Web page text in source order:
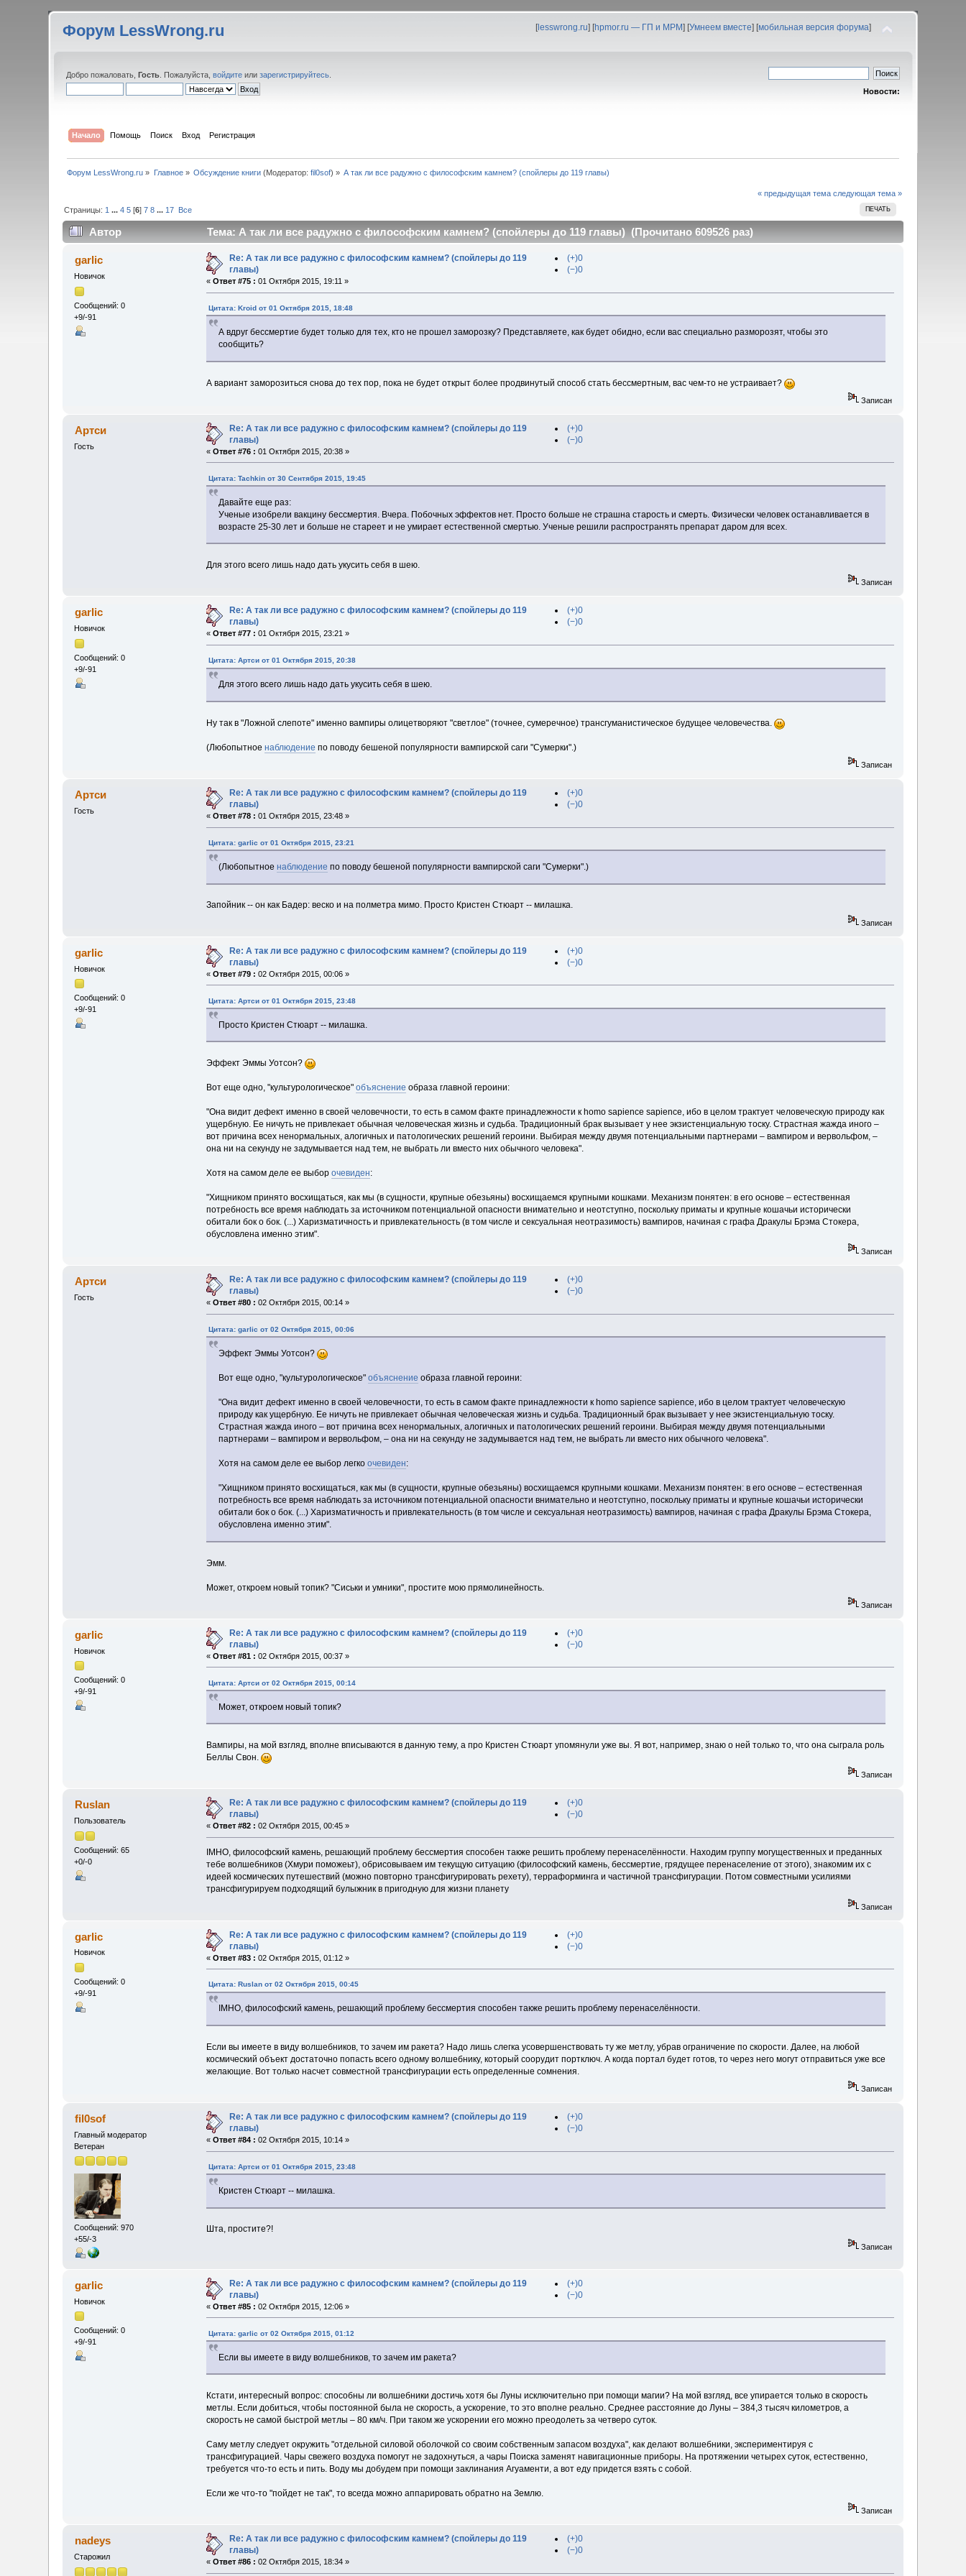
Форум LessWrong.ru [lesswrong.ru] [hpmor.ru — ГП и МРМ] [Умнеем вместе] [мобильная версия форума]
Добро пожаловать,Гость . Пожалуйста,войдите илизарегистрируйтесь
Новости:
Начало Помощь Поиск Вход Регистрация
Форум LessWrong.ru » Главное» Обсуждение книги (Модератор:fil0sof) » А так ли все радужно с философским камнем? (спойлеры до 119 главы)
« предыдущая тема следующая тема »
ПЕЧАТЬ
Страницы: 1 ...4 5 [6]7 8 ... 17 Все
Автор Тема: А так ли все радужно с философским камнем? (спойлеры до 119 главы) (Прочитано 609526 раз)
garlic
Новичок
Сообщений: 0
+9/-91
Re: А так ли все радужно с философским камнем? (спойлеры до 119
главы)
« Ответ #75 : 01 Октября 2015, 19:11 »
(+)0
(−)0
Цитата: Kroid от 01 Октября 2015, 18:48
А вдруг бессмертие будет только для тех, кто не прошел заморозку? Представляете, как будет обидно, если вас специально разморозят, чтобы это
сообщить?
А вариант заморозиться снова до тех пор, пока не будет открыт более продвинутый способ стать бессмертным, вас чем-то не устраивает?
Записан
Артси
Гость
Re: А так ли все радужно с философским камнем? (спойлеры до 119
главы)
« Ответ #76 : 01 Октября 2015, 20:38 »
(+)0
(−)0
Цитата: Tachkin от 30 Сентября 2015, 19:45
Давайте еще раз:
Ученые изобрели вакцину бессмертия. Вчера. Побочных эффектов нет. Просто больше не страшна старость и смерть. Физически человек останавливается в
возрасте 25-30 лет и больше не стареет и не умирает естественной смертью. Ученые решили распространять препарат даром для всех.
Для этого всего лишь надо дать укусить себя в шею.
Записан
garlic
Новичок
Сообщений: 0
+9/-91
Re: А так ли все радужно с философским камнем? (спойлеры до 119
главы)
« Ответ #77 : 01 Октября 2015, 23:21 »
(+)0
(−)0
Цитата: Артси от 01 Октября 2015, 20:38
Для этого всего лишь надо дать укусить себя в шею.
Ну так в "Ложной слепоте" именно вампиры олицетворяют "светлое" (точнее, сумеречное) трансгуманистическое будущее человечества.
(Любопытное наблюдение по поводу бешеной популярности вампирской саги "Сумерки".)
Записан
Артси
Гость
Re: А так ли все радужно с философским камнем? (спойлеры до 119
главы)
« Ответ #78 : 01 Октября 2015, 23:48 »
(+)0
(−)0
Цитата: garlic от 01 Октября 2015, 23:21
(Любопытноенаблюдение по поводу бешеной популярности вампирской саги "Сумерки".)
Запойник -- он как Бадер: веско и на полметра мимо. Просто Кристен Стюарт -- милашка.
Записан
garlic
Новичок
Сообщений: 0
+9/-91
Re: А так ли все радужно с философским камнем? (спойлеры до 119
главы)
« Ответ #79 : 02 Октября 2015, 00:06 »
(+)0
(−)0
Цитата: Артси от 01 Октября 2015, 23:48
Просто Кристен Стюарт -- милашка.
Эффект Эммы Уотсон?
Вот еще одно, "культурологическое" объяснение образа главной героини:
"Она видит дефект именно в своей человечности, то есть в самом факте принадлежности к homo sapience sapience, ибо в целом трактует человеческую природу как
ущербную. Ее ничуть не привлекает обычная человеческая жизнь и судьба. Традиционный брак вызывает у нее экзистенциальную тоску. Страстная жажда иного –
вот причина всех ненормальных, алогичных и патологических решений героини. Выбирая между двумя потенциальными партнерами – вампиром и вервольфом, –
она ни на секунду не задумывается над тем, не выбрать ли вместо них обычного человека".
Хотя на самом деле ее выбор очевиден:
"Хищником принято восхищаться, как мы (в сущности, крупные обезьяны) восхищаемся крупными кошками. Механизм понятен: в его основе – естественная
потребность все время наблюдать за источником потенциальной опасности внимательно и неотступно, поскольку приматы и крупные кошачьи исторически
обитали бок о бок. (...) Харизматичность и привлекательность (в том числе и сексуальная неотразимость) вампиров, начиная с графа Дракулы Брэма Стокера,
обусловлена именно этим".
Записан
Артси
Гость
Re: А так ли все радужно с философским камнем? (спойлеры до 119
главы)
« Ответ #80 : 02 Октября 2015, 00:14 »
(+)0
(−)0
Цитата: garlic от 02 Октября 2015, 00:06
Эффект Эммы Уотсон?
Вот еще одно, "культурологическое"объяснение образа главной героини:
"Она видит дефект именно в своей человечности, то есть в самом факте принадлежности к homo sapience sapience, ибо в целом трактует человеческую
природу как ущербную. Ее ничуть не привлекает обычная человеческая жизнь и судьба. Традиционный брак вызывает у нее экзистенциальную тоску.
Страстная жажда иного – вот причина всех ненормальных, алогичных и патологических решений героини. Выбирая между двумя потенциальными
партнерами – вампиром и вервольфом, – она ни на секунду не задумывается над тем, не выбрать ли вместо них обычного человека".
Хотя на самом деле ее выбор легкоочевиден:
"Хищником принято восхищаться, как мы (в сущности, крупные обезьяны) восхищаемся крупными кошками. Механизм понятен: в его основе – естественная
потребность все время наблюдать за источником потенциальной опасности внимательно и неотступно, поскольку приматы и крупные кошачьи исторически
обитали бок о бок. (...) Харизматичность и привлекательность (в том числе и сексуальная неотразимость) вампиров, начиная с графа Дракулы Брэма Стокера,
обусловлена именно этим".
Эмм.
Может, откроем новый топик? "Сиськи и умники", простите мою прямолинейность.
Записан
garlic
Новичок
Сообщений: 0
+9/-91
Re: А так ли все радужно с философским камнем? (спойлеры до 119
главы)
« Ответ #81 : 02 Октября 2015, 00:37 »
(+)0
(−)0
Цитата: Артси от 02 Октября 2015, 00:14
Может, откроем новый топик?
Вампиры, на мой взгляд, вполне вписываются в данную тему, а про Кристен Стюарт упомянули уже вы. Я вот, например, знаю о ней только то, что она сыграла роль
Беллы Свон.
Записан
Ruslan
Пользователь
Сообщений: 65
+0/-0
Re: А так ли все радужно с философским камнем? (спойлеры до 119
главы)
« Ответ #82 : 02 Октября 2015, 00:45 »
(+)0
(−)0
IMHO, философский камень, решающий проблему бессмертия способен также решить проблему перенаселённости. Находим группу могущественных и преданных
тебе волшебников (Хмури поможеьт), обрисовываем им текущую ситуацию (философский камень, бессмертие, грядущее перенаселение от этого), знакомим их с
идеей космических путешествий (можно повторно трансфигурировать рехету), терраформинга и частичной трансфигурации. Потом совместными усилиями
трансфигурируем подходящий булыжник в пригодную для жизни планету
Записан
garlic
Новичок
Сообщений: 0
+9/-91
Re: А так ли все радужно с философским камнем? (спойлеры до 119
главы)
« Ответ #83 : 02 Октября 2015, 01:12 »
(+)0
(−)0
Цитата: Ruslan от 02 Октября 2015, 00:45
IMHO, философский камень, решающий проблему бессмертия способен также решить проблему перенаселённости.
Если вы имеете в виду волшебников, то зачем им ракета? Надо лишь слегка усовершенствовать ту же метлу, убрав ограничение по скорости. Далее, на любой
космический объект достаточно попасть всего одному волшебнику, который соорудит портключ. А когда портал будет готов, то через него могут отправиться уже все
желающие. Вот только насчет совместной трансфигурации есть определенные сомнения.
Записан
fil0sof
Главный модератор
Ветеран
Сообщений: 970
+55/-3
Re: А так ли все радужно с философским камнем? (спойлеры до 119
главы)
« Ответ #84 : 02 Октября 2015, 10:14 »
(+)0
(−)0
Цитата: Артси от 01 Октября 2015, 23:48
Кристен Стюарт -- милашка.
Шта, простите?!
Записан
garlic
Новичок
Сообщений: 0
+9/-91
Re: А так ли все радужно с философским камнем? (спойлеры до 119
главы)
« Ответ #85 : 02 Октября 2015, 12:06 »
(+)0
(−)0
Цитата: garlic от 02 Октября 2015, 01:12
Если вы имеете в виду волшебников, то зачем им ракета?
Кстати, интересный вопрос: способны ли волшебники достичь хотя бы Луны исключительно при помощи магии? На мой взгляд, все упирается только в скорость
метлы. Если добиться, чтобы постоянной была не скорость, а ускорение, то это вполне реально. Среднее расстояние до Луны – 384,3 тысяч километров, а
скорость не самой быстрой метлы – 80 км/ч. При таком же ускорении его можно преодолеть за четверо суток.
Саму метлу следует окружить "отдельной силовой оболочкой со своим собственным запасом воздуха", как делают волшебники, экспериментируя с
трансфигурацией. Чары свежего воздуха помогут не задохнуться, а чары Поиска заменят навигационные приборы. На протяжении четырех суток, естественно,
требуется что-то есть и пить. Воду мы добудем при помощи заклинания Агуаменти, а вот еду придется взять с собой.
Если же что-то "пойдет не так", то всегда можно аппарировать обратно на Землю.
Записан
nadeys
Старожил
Re: А так ли все радужно с философским камнем? (спойлеры до 119
главы)
« Ответ #86 : 02 Октября 2015, 18:34 »
(+)0
(−)0